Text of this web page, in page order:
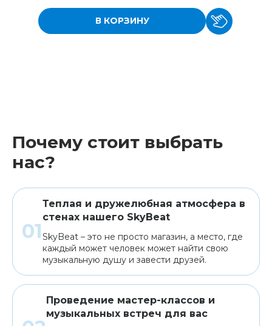
В КОРЗИНУ
Почему стоит выбрать
нас?
Теплая и дружелюбная атмосфера в
стенах нашего SkyBeat
SkyBeat – это не просто магазин, а место, где
каждый может человек может найти свою
музыкальную душу и завести друзей.
Проведение мастер-классов и
музыкальных встреч для вас